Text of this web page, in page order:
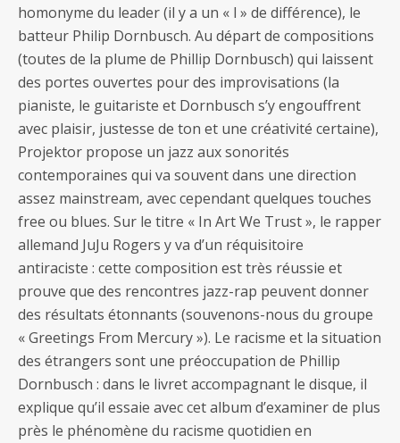
homonyme du leader (il y a un « l » de différence), le
batteur Philip Dornbusch. Au départ de compositions
(toutes de la plume de Phillip Dornbusch) qui laissent
des portes ouvertes pour des improvisations (la
pianiste, le guitariste et Dornbusch s’y engouffrent
avec plaisir, justesse de ton et une créativité certaine),
Projektor propose un jazz aux sonorités
contemporaines qui va souvent dans une direction
assez mainstream, avec cependant quelques touches
free ou blues. Sur le titre « In Art We Trust », le rapper
allemand JuJu Rogers y va d’un réquisitoire
antiraciste : cette composition est très réussie et
prouve que des rencontres jazz-rap peuvent donner
des résultats étonnants (souvenons-nous du groupe
« Greetings From Mercury »). Le racisme et la situation
des étrangers sont une préoccupation de Phillip
Dornbusch : dans le livret accompagnant le disque, il
explique qu’il essaie avec cet album d’examiner de plus
près le phénomène du racisme quotidien en